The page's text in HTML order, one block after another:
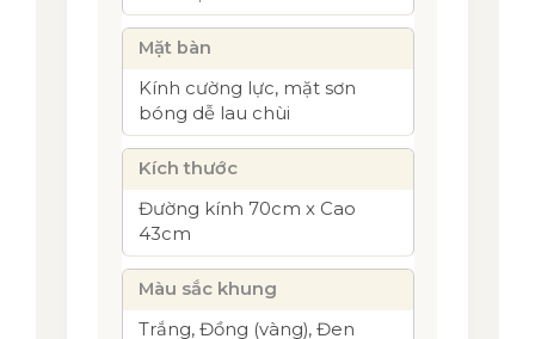
Mặt bàn
Kính cường lực, mặt sơn
bóng dễ lau chùi
Kích thước
Đường kính 70cm x Cao
43cm
Màu sắc khung
Trắng, Đồng (vàng), Đen